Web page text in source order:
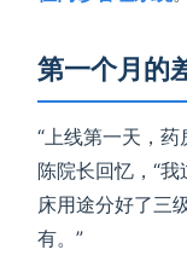
第一个月的
“上线第一天，
陈院长回忆，“我
床用途分好了三
有。”